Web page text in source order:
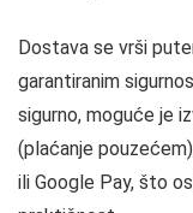
Dostava se vrši
garantiranim
sigurno, moguće je
(plaćanje
ili Google Pay, što